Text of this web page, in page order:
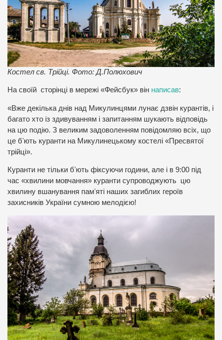
Костел св. Трійці. Фото: Д.Полюхович
На своїй сторінці в мережі «Фейсбук» він написав:
«Вже декілька днів над Микулинцями лунає дзвін курантів, і
багато хто із здивуванням і запитанням шукають відповідь
на цю подію. З великим задоволенням повідомляю всіх, що
це бʼють куранти на Микулинецькому костелі «Пресвятої
трійці».
Куранти не тільки бʼють фіксуючи години, але і в 9:00 під
час «хвилини мовчання» куранти супроводжують цю
хвилину вшанування памʼяті наших загиблих героїв
захисників України сумною мелодією!